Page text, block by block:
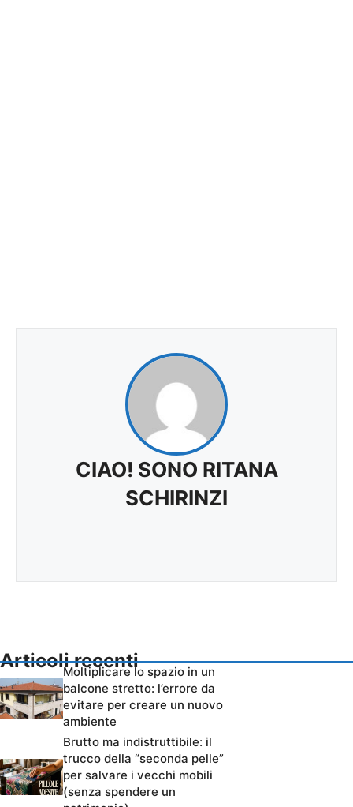
CIAO! SONO RITANA
SCHIRINZI
Articoli recenti
Moltiplicare lo spazio in un
balcone stretto: l’errore da
evitare per creare un nuovo
ambiente
Brutto ma indistruttibile: il
trucco della “seconda pelle”
per salvare i vecchi mobili
(senza spendere un